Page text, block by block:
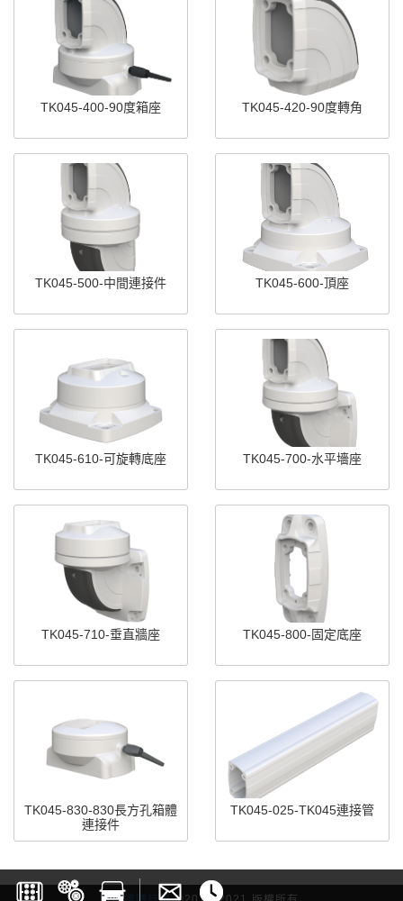
TK045-400-90度箱座 TK045-420-90度轉角
TK045-500-中間連接件 TK045-600-頂座
TK045-610-可旋轉底座 TK045-700-水平墻座
TK045-710-垂直牆座 TK045-800-固定底座
TK045-830-830長方孔箱體
連接件
TK045-025-TK045連接管